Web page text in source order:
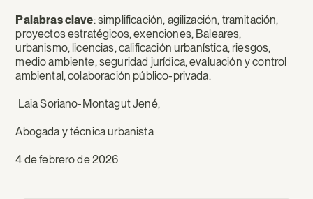
Palabras clave: simplificación, agilización, tramitación,
proyectos estratégicos, exenciones, Baleares,
urbanismo, licencias, calificación urbanística, riesgos,
medio ambiente, seguridad jurídica, evaluación y control
ambiental, colaboración público-privada.
Laia Soriano-Montagut Jené,
Abogada y técnica urbanista
4 de febrero de 2026